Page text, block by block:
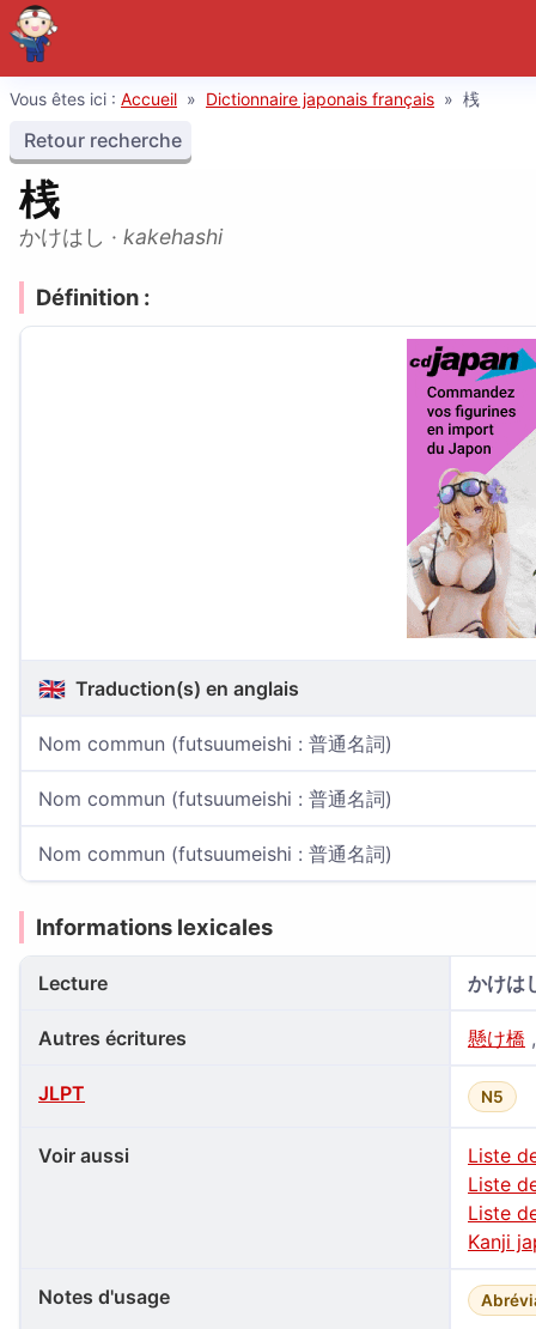
Vous êtes ici : Accueil » Dictionnaire japonais français » 桟
Retour recherche
桟
かけはし · kakehashi
Définition :
🇬🇧 Traduction(s) en anglais
Nom commun (futsuumeishi : 普通名詞)
Nom commun (futsuumeishi : 普通名詞)
Nom commun (futsuumeishi : 普通名詞)
Informations lexicales
Lecture かけは
Autres écritures 懸け橋
JLPT N5
Voir aussi
Liste
Liste
Liste
Kanji
Notes d'usage